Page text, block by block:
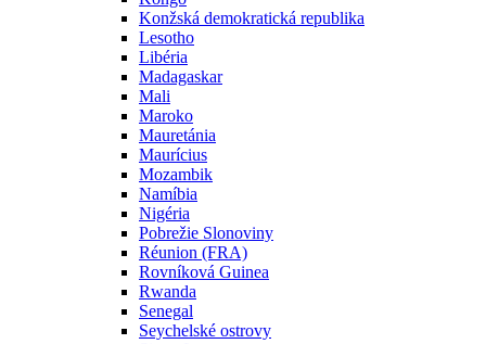
Konžská demokratická republika
Lesotho
Libéria
Madagaskar
Mali
Maroko
Mauretánia
Maurícius
Mozambik
Namíbia
Nigéria
Pobrežie Slonoviny
Réunion (FRA)
Rovníková Guinea
Rwanda
Senegal
Seychelské ostrovy